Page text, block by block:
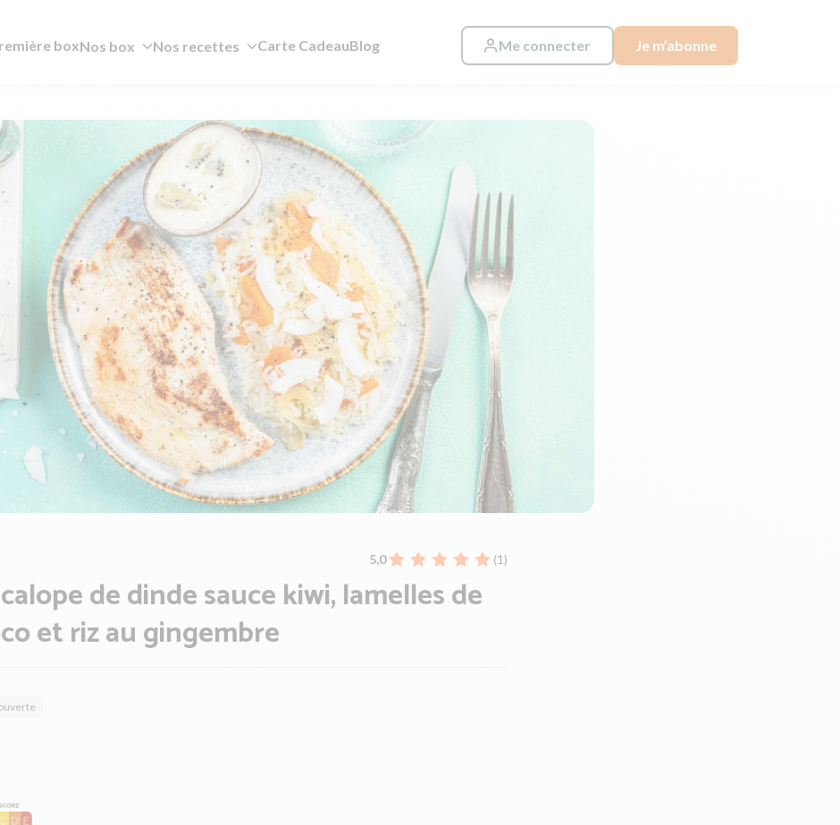
boxNos box Nos recettes Carte CadeauBlog Me connecter Je m’abonne
5,0 (1)
de dinde sauce kiwi, lamelles de
et riz au gingembre